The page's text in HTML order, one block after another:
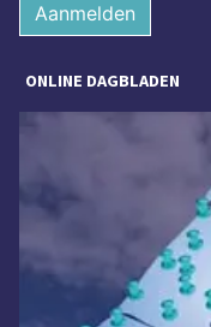
Aanmelden
ONLINE DAGBLADEN